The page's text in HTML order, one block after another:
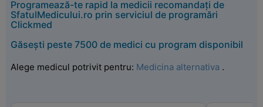
Programează-te rapid la medicii recomandați de
SfatulMedicului.ro prin serviciul de programări
Clickmed
Găsești peste 7500 de medici cu program disponibil
Alege medicul potrivit pentru: Medicina alternativa .